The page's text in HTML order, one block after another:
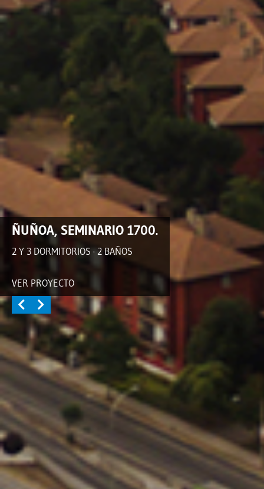
ÑUÑOA, SEMINARIO 1700.
2 Y 3 DORMITORIOS · 2 BAÑOS
VER PROYECTO